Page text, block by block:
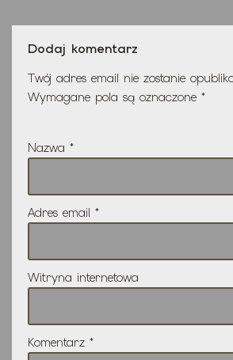
Dodaj komentarz
Twój adres email nie zostanie
Wymagane pola są oznaczone *
Nazwa *
Adres email *
Witryna internetowa
Komentarz *